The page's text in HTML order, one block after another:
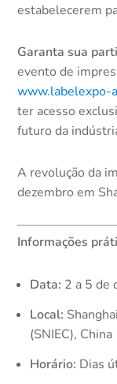
estabelecerem
Garanta sua
evento de
www.labelexpo-
ter acesso
futuro da
A revolução da
dezembro em
Informações
Data: 2 a 5 de
Local:
(SNIEC), China
Horário: Dias